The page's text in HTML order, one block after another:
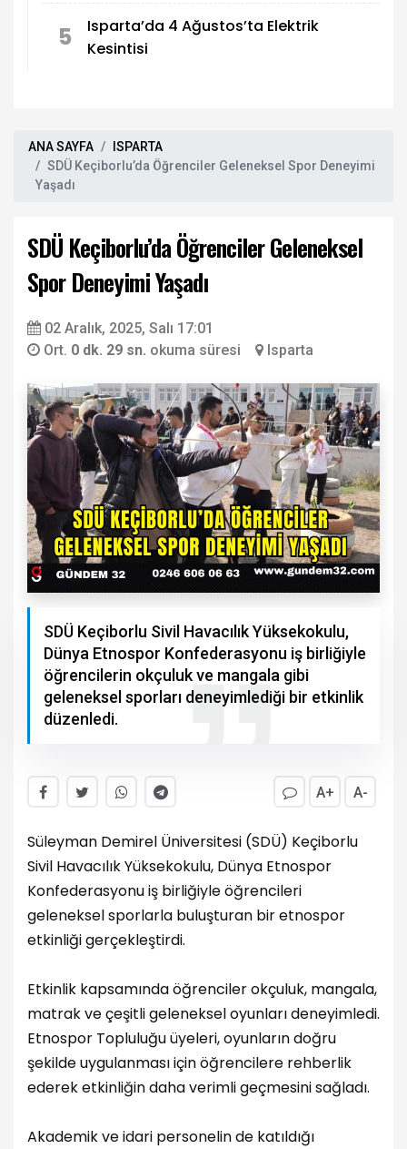
5
Isparta’da 4 Ağustos’ta Elektrik
Kesintisi
ANA SAYFA
ISPARTA
SDÜ Keçiborlu’da Öğrenciler Geleneksel Spor Deneyimi
Yaşadı
SDÜ Keçiborlu’da Öğrenciler Geleneksel
Spor Deneyimi Yaşadı
02 Aralık, 2025, Salı 17:01
Ort. 0 dk. 29 sn. okuma süresi Isparta
SDÜ Keçiborlu Sivil Havacılık Yüksekokulu,
Dünya Etnospor Konfederasyonu iş birliğiyle
öğrencilerin okçuluk ve mangala gibi
geleneksel sporları deneyimlediği bir etkinlik
düzenledi.
A+ A-
Süleyman Demirel Üniversitesi (SDÜ) Keçiborlu
Sivil Havacılık Yüksekokulu, Dünya Etnospor
Konfederasyonu iş birliğiyle öğrencileri
geleneksel sporlarla buluşturan bir etnospor
etkinliği gerçekleştirdi.
Etkinlik kapsamında öğrenciler okçuluk, mangala,
matrak ve çeşitli geleneksel oyunları deneyimledi.
Etnospor Topluluğu üyeleri, oyunların doğru
şekilde uygulanması için öğrencilere rehberlik
ederek etkinliğin daha verimli geçmesini sağladı.
Akademik ve idari personelin de katıldığı